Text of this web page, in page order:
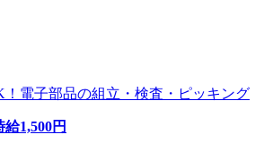
電子部品の組立・検査・ピッキング
給1,500円